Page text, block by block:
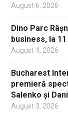
August 6, 2026
Dino Parc
business, la
August 4, 2026
Bucharest
premieră
Salenko și
August 3, 2026